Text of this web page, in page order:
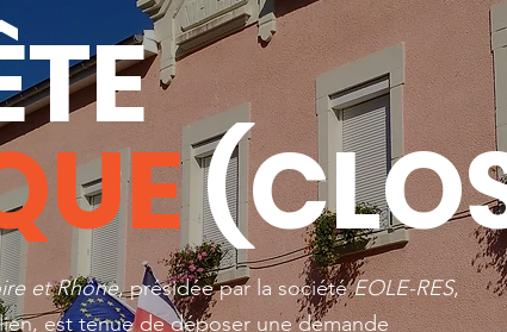
et Rhône, présidée par la sociétéEOLE-RES,
est tenue de déposer une demande